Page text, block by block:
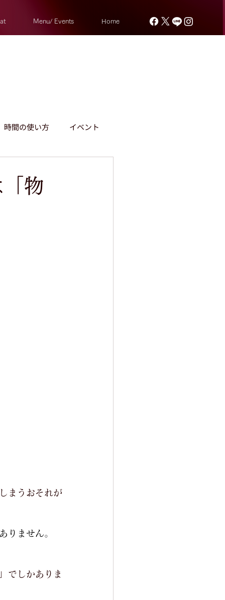
Menu/ Events Home
時間の使い方 イベント
物
まうおそれが
りません。
でしかありま